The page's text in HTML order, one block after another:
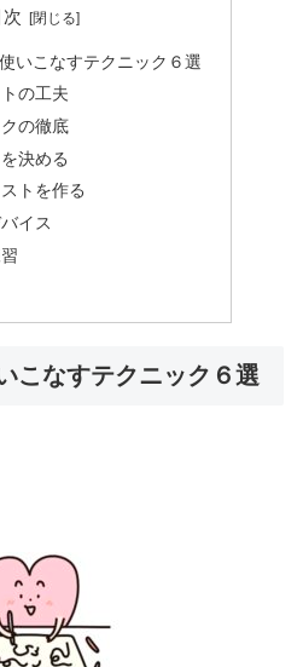
次
いこなすテクニック６選
の工夫
の徹底
決める
トを作る
イス
こなすテクニック６選